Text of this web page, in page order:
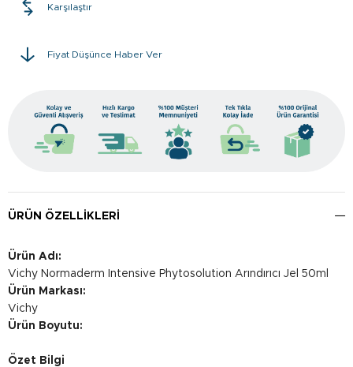
Karşılaştır
Fiyat Düşünce Haber Ver
ÜRÜN ÖZELLIKLERI
Ürün Adı:
Vichy Normaderm Intensive Phytosolution Arındırıcı Jel 50ml
Ürün Markası:
Vichy
Ürün Boyutu:
Özet Bilgi